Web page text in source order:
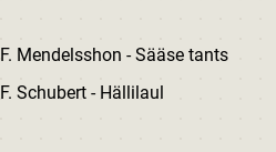
F. Mendelsshon - Sääse tants
F. Schubert - Hällilaul